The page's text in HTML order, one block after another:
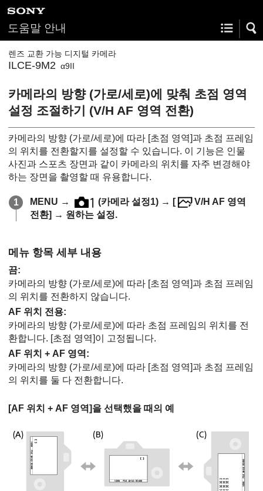
도움말 안내
렌즈 교환 가능 디지털 카메라
ILCE-9M2 α9II
카메라의 방향 (가로/세로)에 맞춰 초점 영역
설정 조절하기 (V/H AF 영역 전환)
카메라의 방향 (가로/세로)에 따라 [초점 영역]과 초점 프레임
의 위치를 전환할지를 설정할 수 있습니다. 이 기능은 인물
사진과 스포츠 장면과 같이 카메라의 위치를 자주 변경해야
하는 장면을 촬영할 때 유용합니다.
MENU → (카메라 설정1) → [
V/H AF 영역
전환] → 원하는 설정.
메뉴 항목 세부 내용
끔:
카메라의 방향 (가로/세로)에 따라 [초점 영역]과 초점 프레임
의 위치를 전환하지 않습니다.
AF 위치 전용:
카메라의 방향 (가로/세로)에 따라 초점 프레임의 위치를 전
환합니다. [초점 영역]이 고정됩니다.
AF 위치 + AF 영역 :
카메라의 방향 (가로/세로)에 따라 [초점 영역]과 초점 프레임
의 위치를 둘 다 전환합니다.
[AF 위치 + AF 영역]을 선택했을 때의 예